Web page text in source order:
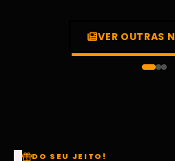
VER OUTRAS
DO SEU JEITO!